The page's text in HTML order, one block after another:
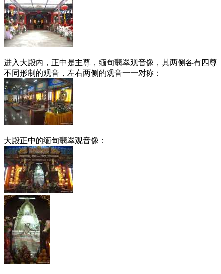
进入大殿内，正中是主尊，缅甸翡翠观音像，其两侧各有四尊
不同形制的观音，左右两侧的观音一一对称：
大殿正中的缅甸翡翠观音像：